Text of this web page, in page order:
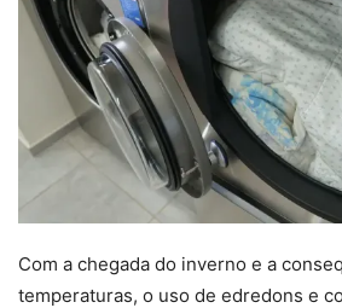
Com a chegada do inverno e a
temperaturas, o uso de edredons e